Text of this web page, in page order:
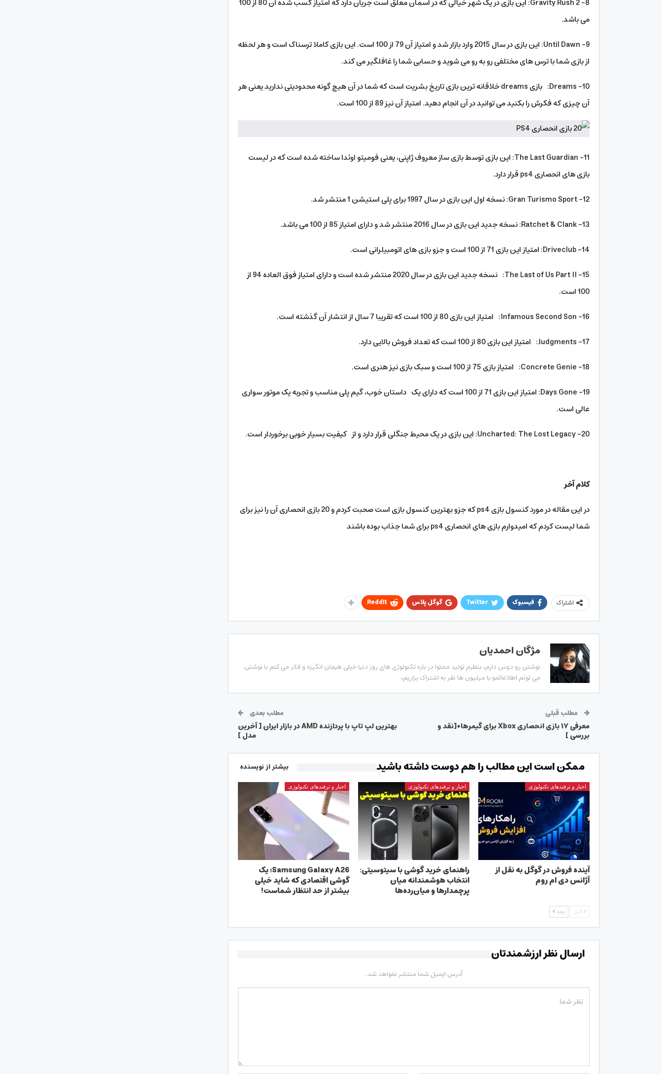
8- Gravity Rush 2: این بازی در یک شهر خیالی که در آسمان معلق است جریان دارد که امتیاز کسب شده آن 80 از 100
می باشد.
9- Until Dawn: این بازی در سال 2015 وارد بازار شد و امتیاز آن 79 از 100 است. این بازی کاملا ترسناک است و هر لحظه
از بازی شما با ترس های مختلفی رو به رو می شوید و حسابی شما را غافلگیر می کند.
10- Dreams: بازی dreams خلاقانه ترین بازی تاریخ بشریت است که شما در آن هیچ گونه محدودیتی ندارید یعنی هر
آن چیزی که فکرش را بکنید می توانید در آن انجام دهید. امتیاز آن نیز 89 از 100 است.
11- The Last Guardian: این بازی توسط بازی ساز معروف ژاپنی، یعنی فومیتو اوئدا ساخته شده است که در لیست
بازی های انحصاری ps4 قرار دارد.
12- Gran Turismo Sport: نسخه اول این بازی در سال 1997 برای پلی استیشن 1 منتشر شد.
13- Ratchet & Clank: نسخه جدید این بازی در سال 2016 منتشر شد و دارای امتیاز 85 از 100 می باشد.
14- Driveclub: امتیاز این بازی 71 از 100 است و جزو بازی های اتومبیلرانی است.
15- The Last of Us Part II: نسخه جدید این بازی در سال 2020 منتشر شده است و دارای امتیاز فوق العاده 94 از
100 است.
16- Infamous Second Son: امتیاز این بازی 80 از 100 است که تقریبا 7 سال از انتشار آن گذشته است.
17- Judgments: امتیاز این بازی 80 از 100 است که تعداد فروش بالایی دارد.
18- Concrete Genie: امتیاز بازی 75 از 100 است و سبک بازی نیز هنری است.
19- Days Gone: امتیاز این بازی 71 از 100 است که دارای یک داستان خوب، گیم پلی مناسب و تجربه یک موتور سواری
عالی است.
20- Uncharted: The Lost Legacy: این بازی در یک محیط جنگلی قرار دارد و از کیفیت بسیار خوبی برخوردار است.
کلام آخر
در این مقاله در مورد کنسول بازی ps4 که جزو بهترین کنسول بازی است صحبت کردم و 20 بازی انحصاری آن را نیز برای
شما لیست کردم که امیدوارم بازی های انحصاری ps4 برای شما جذاب بوده باشند
اشتراک فیسبوک Twitter گوگل پلاس ReddIt
مژگان احمدیان
نوشتن رو دوس دارم، بنظرم تولید محتوا در باره تکنولوژی های روز دنیا خیلی هیجان انگیزه و فکر می کنم با نوشتن
می تونم اطلاعاتمو با میلیون ها نفر به اشتراک بزاریم،
مطلب قبلی
معرفی ۱۷ بازی انحصاری Xbox برای گیمرها+[نقد و
بررسی ]
مطلب بعدی
بهترین لپ تاپ با پردازنده AMD در بازار ایران [ آخرین
مدل ]
ممکن است این مطالب را هم دوست داشته باشید بیشتر از نویسنده
اخبار و ترفندهای تکنولوژی
آینده فروش در گوگل به نقل از
آژانس دی ام روم
اخبار و ترفندهای تکنولوژی
راهنمای خرید گوشی با سیتوسیتی:
انتخاب هوشمندانه میان
پرچمدارها و میان‌رده‌ها
اخبار و ترفندهای تکنولوژی
Samsung Galaxy A26؛ یک
گوشی اقتصادی که شاید خیلی
بیشتر از حد انتظار شماست!
قبل بعد
ارسال نظر ارزشمندتان
آدرس ایمیل شما منتشر نخواهد شد.